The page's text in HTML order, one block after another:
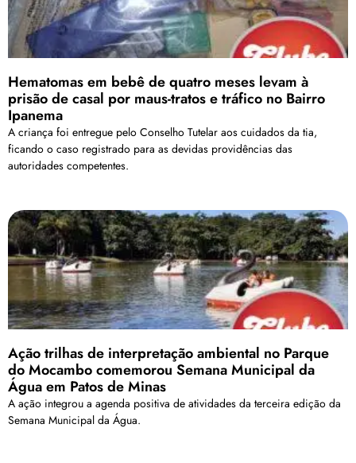
Hematomas em bebê de quatro meses levam à
prisão de casal por maus-tratos e tráfico no Bairro
Ipanema
A criança foi entregue pelo Conselho Tutelar aos cuidados da tia,
ficando o caso registrado para as devidas providências das
autoridades competentes.
Ação trilhas de interpretação ambiental no Parque
do Mocambo comemorou Semana Municipal da
Água em Patos de Minas
A ação integrou a agenda positiva de atividades da terceira edição da
Semana Municipal da Água.